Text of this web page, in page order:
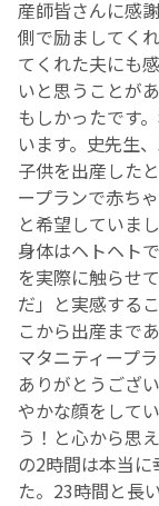
産師皆さんに感
側で励ましてく
てくれた夫にも
いと思うことが
もしかったです
います。史先生
子供を出産した
ープランで赤ち
と希望していま
身体はヘトヘト
を実際に触らせ
だ」と実感する
こから出産まで
マタニティープ
ありがとうござ
やかな顔をして
う！と心から思
の2時間は本当
た。23時間と長